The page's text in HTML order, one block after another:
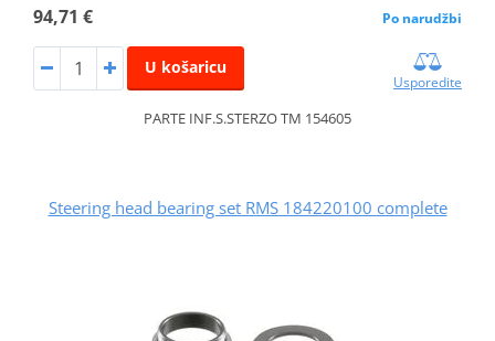
94,71 € Po narudžbi
U košaricu
Usporedite
PARTE INF.S.STERZO TM 154605
Steering head bearing set RMS 184220100 complete